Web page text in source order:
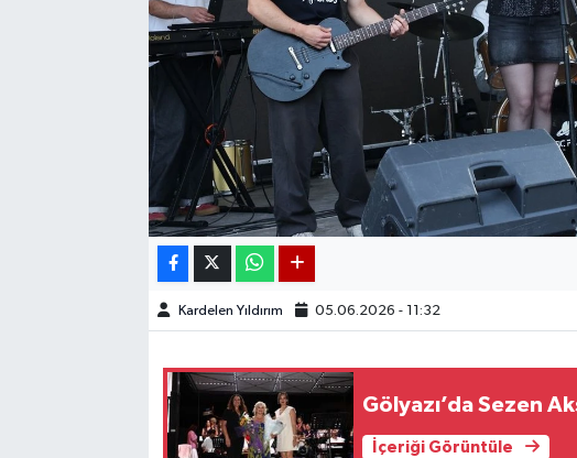
Kardelen Yıldırım 05.06.2026 - 11:32
Gölyazı’da Sezen
İçeriği Görüntüle